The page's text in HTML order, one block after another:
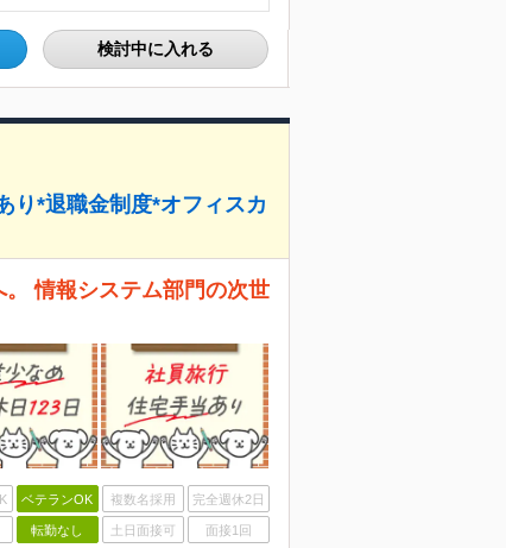
検討中に入れる
り*退職金制度*オフィスカ
情報システム部門の次世
ベテランOK 複数名採用 完全週休2日
転勤なし 土日面接可 面接1回